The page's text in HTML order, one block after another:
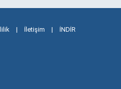
| İletişim | İNDİR